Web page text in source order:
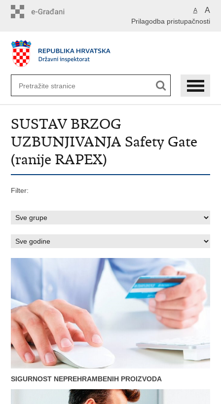
A A
Prilagodba pristupačnosti
SUSTAV BRZOG
UZBUNJIVANJA Safety Gate
(ranije RAPEX)
Filter:
SIGURNOST NEPREHRAMBENIH PROIZVODA